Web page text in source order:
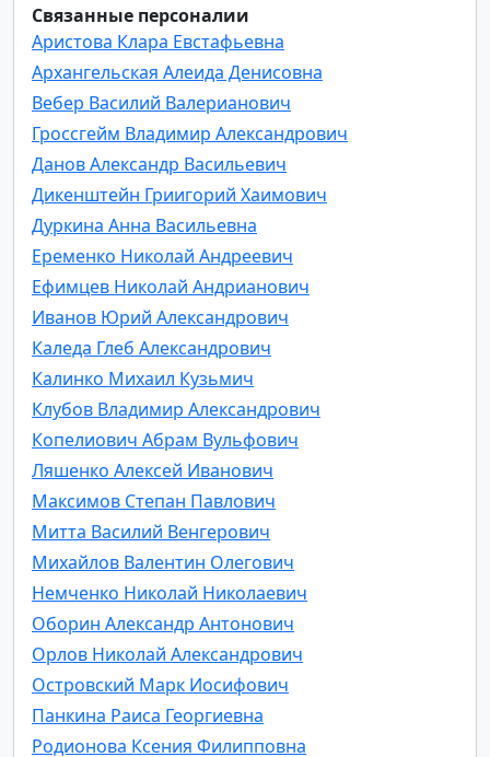
Связанные персоналии
Аристова Клара Евстафьевна
Архангельская Алеида Денисовна
Вебер Василий Валерианович
Гроссгейм Владимир Александрович
Данов Александр Васильевич
Дикенштейн Гриигорий Хаимович
Дуркина Анна Васильевна
Еременко Николай Андреевич
Ефимцев Николай Андрианович
Иванов Юрий Александрович
Каледа Глеб Александрович
Калинко Михаил Кузьмич
Клубов Владимир Александрович
Копелиович Абрам Вульфович
Ляшенко Алексей Иванович
Максимов Степан Павлович
Митта Василий Венгерович
Михайлов Валентин Олегович
Немченко Николай Николаевич
Оборин Александр Антонович
Орлов Николай Александрович
Островский Марк Иосифович
Панкина Раиса Георгиевна
Родионова Ксения Филипповна